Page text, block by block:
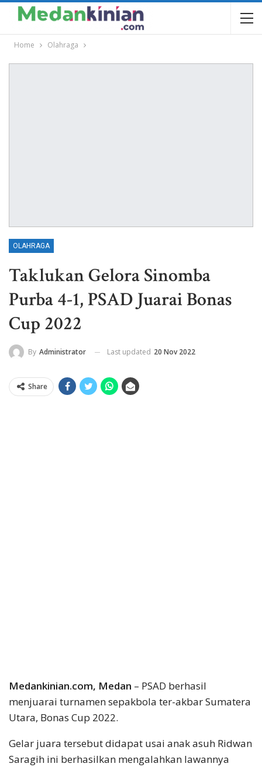
Home Olahraga
OLAHRAGA
Taklukan Gelora Sinomba
Purba 4-1, PSAD Juarai Bonas
Cup 2022
By Administrator Last updated 20 Nov 2022
Share
Medankinian.com, Medan – PSAD berhasil
menjuarai turnamen sepakbola ter-akbar Sumatera
Utara, Bonas Cup 2022.
Gelar juara tersebut didapat usai anak asuh Ridwan
Saragih ini berhasilkan mengalahkan lawannya